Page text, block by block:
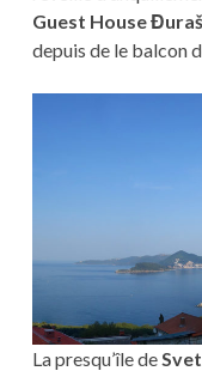
Guest House
depuis de le balcon
La presqu’île de